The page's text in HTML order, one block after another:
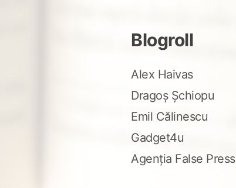
Blogroll
Alex Haivas
Dragoș Șchiopu
Emil Călinescu
Gadget4u
Agenția False Press